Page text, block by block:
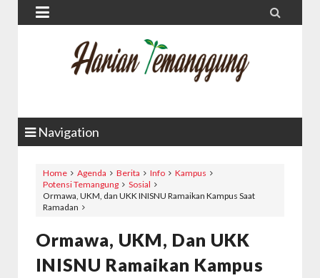
 
Navigation
Home Agenda Berita Info
Kampus
Potensi Temangung
Sosial
Ormawa, UKM, dan UKK INISNU Ramaikan Kampus Saat
Ramadan
Ormawa, UKM, Dan UKK
INISNU Ramaikan Kampus